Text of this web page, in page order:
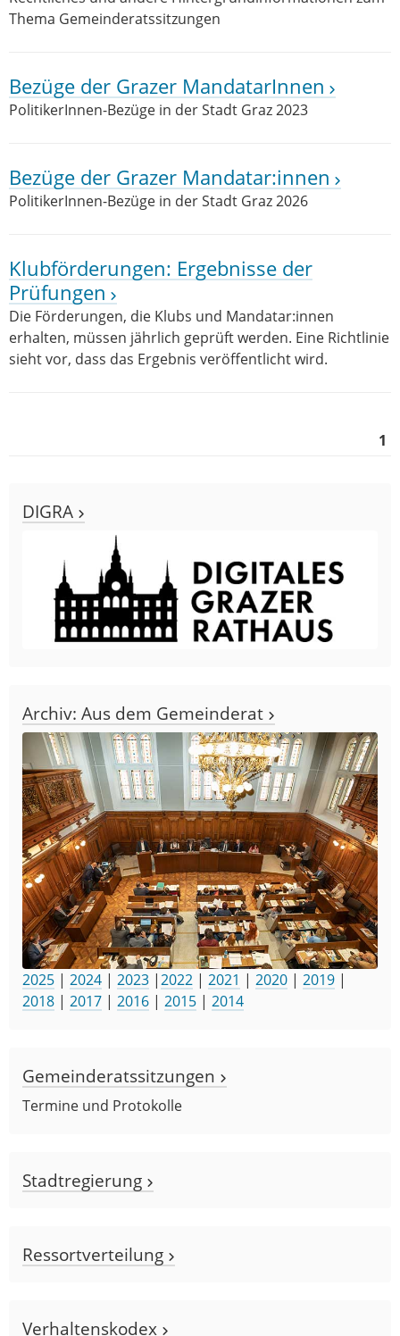
Thema Gemeinderatssitzungen
Bezüge der Grazer MandatarInnen
PolitikerInnen-Bezüge in der Stadt Graz 2023
Bezüge der Grazer Mandatar:innen
PolitikerInnen-Bezüge in der Stadt Graz 2026
Klubförderungen: Ergebnisse der
Prüfungen
Die Förderungen, die Klubs und Mandatar:innen
erhalten, müssen jährlich geprüft werden. Eine Richtlinie
sieht vor, dass das Ergebnis veröffentlicht wird.
1
DIGRA
Archiv: Aus dem Gemeinderat
2025 | 2024 | 2023 |2022 | 2021 | 2020 | 2019 |
2018 | 2017 | 2016 | 2015 | 2014
Gemeinderatssitzungen
Termine und Protokolle
Stadtregierung
Ressortverteilung
Verhaltenskodex